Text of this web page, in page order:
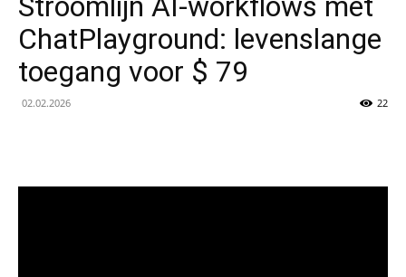
ChatPlayground: levenslange
toegang voor $ 79
02.02.2026 22